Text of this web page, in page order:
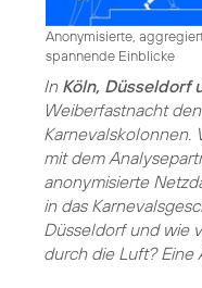
Anonymisierte,
spannende Einblicke
In Köln, Düsseldorf
Weiberfastnacht
Karnevalskolonnen.
mit dem
anonymisierte
in das
Düsseldorf und wie
durch die Luft? Eine